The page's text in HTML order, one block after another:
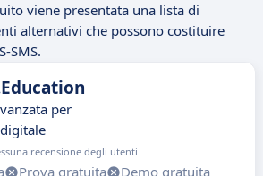
viene presentata una lista di
alternativi che possono costituire
SMS.
per
recensione degli utenti
Prova gratuita
Demo gratuita